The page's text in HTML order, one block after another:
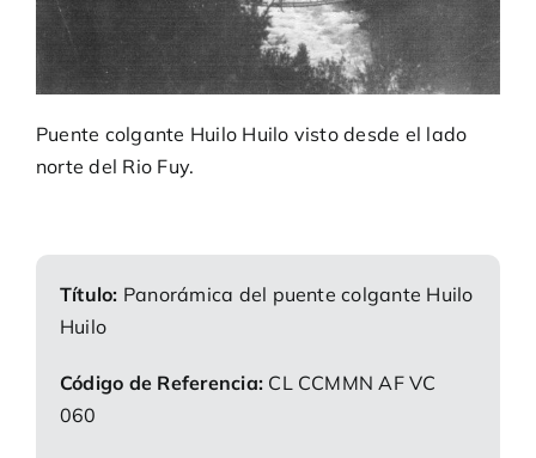
Puente colgante Huilo Huilo visto desde el lado
norte del Rio Fuy.
Título: Panorámica del puente colgante Huilo
Huilo
Código de Referencia: CL CCMMN AF VC
060